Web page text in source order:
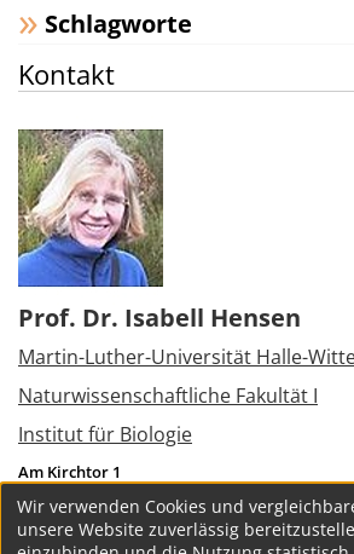
Schlagworte
Kontakt
Prof. Dr. Isabell Hensen
Martin-Luther-Universität Halle-
Naturwissenschaftliche Fakultät I
Institut für Biologie
Am Kirchtor 1
06108
Halle (Saale)
Tel.:
+49 345 5526210
isabell.hensen@botanik.uni-halle.de
Wir verwenden Cookies und
unsere Website zuverlässig